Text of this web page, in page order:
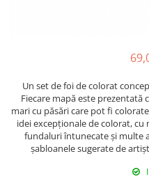
Un set de foi de colorat
Fiecare mapă este
mari cu păsări care pot fi
idei excepționale de colorat,
fundaluri întunecate și multe
șabloanele sugerate de